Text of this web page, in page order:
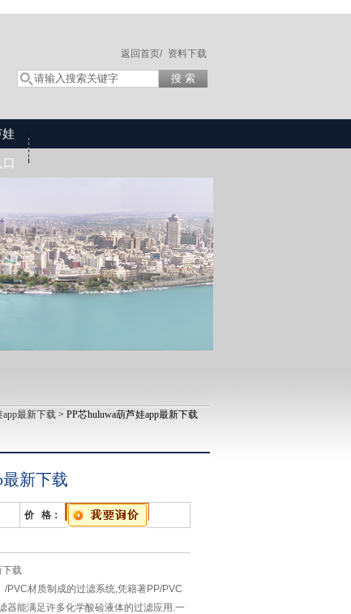
资料下载
返回首页/
娃
最新下载 > PP芯huluwa葫芦娃app最新下载
最新下载
价 格：
下载
PVC材质制成的过滤系统,凭籍著PP/PVC
器能满足许多化学酸硷液体的过滤应用.一